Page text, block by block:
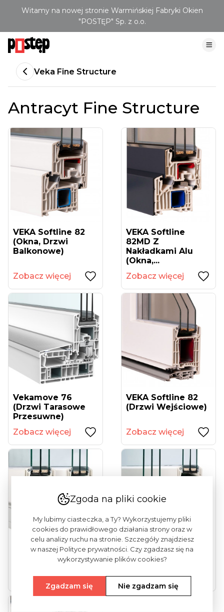
Witamy na nowej stronie Warmińskiej Fabryki Okien
"POSTĘP" Sp. z o.o.
Veka Fine Structure
Antracyt Fine Structure
VEKA Softline 82
(okna, Drzwi
Balkonowe)
Zobacz więcej
VEKA Softline
82MD Z
Nakładkami Alu
(okna,...
Zobacz więcej
Vekamove 76
(drzwi Tarasowe
Przesuwne)
Zobacz więcej
VEKA Softline 82
(drzwi Wejściowe)
Zobacz więcej
Vekamotion 82
(drzwi Tarasowe...
Zobacz więcej
Vekamotion 82 Max
(drzwi Tarasowe...
Zobacz więcej
Zgoda na pliki cookie
My lubimy ciasteczka, a Ty? Wykorzystujemy pliki
cookies do prawidłowego działania strony oraz w
celu analizy ruchu na stronie. Szczegóły znajdziesz
w naszej Polityce prywatności. Czy zgadzasz się na
wykorzystywanie plików cookies?
Zgadzam się Nie zgadzam się